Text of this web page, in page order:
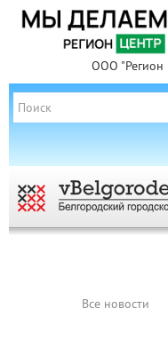
ООО "Регион
Все новости